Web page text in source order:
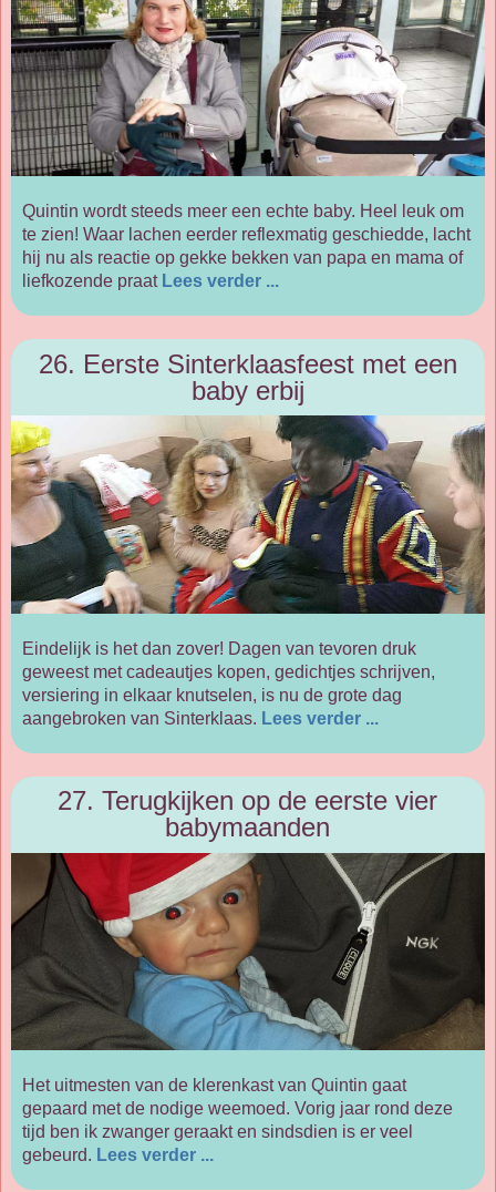
Quintin wordt steeds meer een echte baby. Heel leuk om
te zien! Waar lachen eerder reflexmatig geschiedde, lacht
hij nu als reactie op gekke bekken van papa en mama of
liefkozende praat Lees verder ...
26. Eerste Sinterklaasfeest met een
baby erbij
Eindelijk is het dan zover! Dagen van tevoren druk
geweest met cadeautjes kopen, gedichtjes schrijven,
versiering in elkaar knutselen, is nu de grote dag
aangebroken van Sinterklaas. Lees verder ...
27. Terugkijken op de eerste vier
babymaanden
Het uitmesten van de klerenkast van Quintin gaat
gepaard met de nodige weemoed. Vorig jaar rond deze
tijd ben ik zwanger geraakt en sindsdien is er veel
gebeurd. Lees verder ...